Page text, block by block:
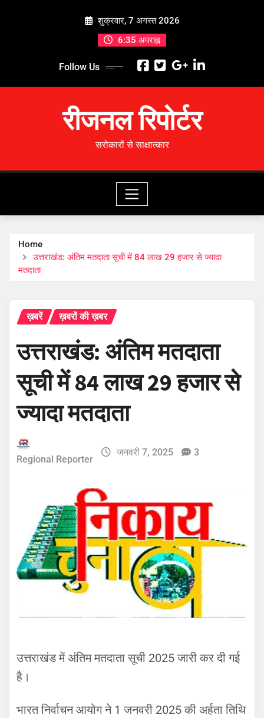
शुक्रवार, 7 अगस्त 2026
6:35 अपराह्न
Follow Us
रीजनल रिपोर्टर
सरोकारों से साक्षात्कार
Home
उत्तराखंड: अंतिम मतदाता सूची में 84 लाख 29 हजार से ज्यादा
मतदाता
ख़बरें ख़बरों की ख़बर
उत्तराखंड: अंतिम मतदाता
सूची में 84 लाख 29 हजार से
ज्यादा मतदाता
Regional Reporter
जनवरी 7, 2025 3
उत्तराखंड में अंतिम मतदाता सूची 2025 जारी कर दी गई
है।
भारत निर्वाचन आयोग ने 1 जनवरी 2025 की अर्हता तिथि